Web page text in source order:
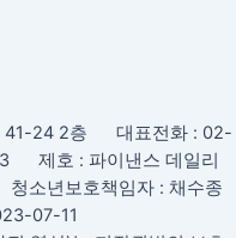
41-24 2층 대표전화 : 02-
제호 : 파이낸스 데일리
소년보호책임자 : 채수종
07-11